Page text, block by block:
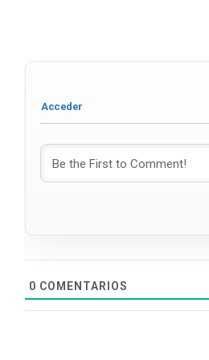
0 COMENTARIOS